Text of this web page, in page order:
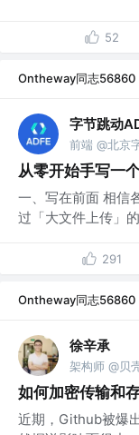
52
Ontheway同志56860
字节跳动
从零开始手写一
一、写在前面 相信
过「大文件上传」
291
Ontheway同志56860
徐辛承
如何加密传输和
近期，Github被爆